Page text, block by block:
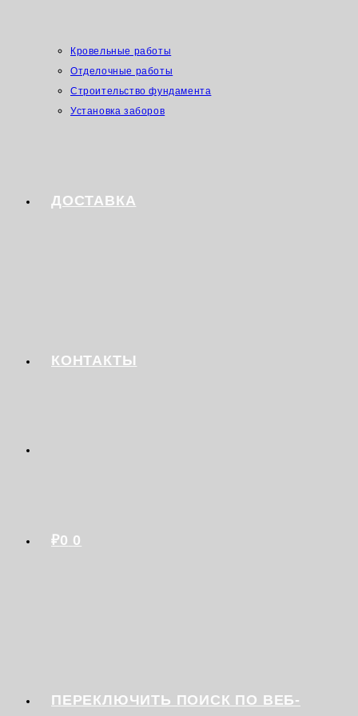
Кровельные работы
Отделочные работы
Строительство фундамента
Установка заборов
ДОСТАВКА
КОНТАКТЫ
₽0 0
ПЕРЕКЛЮЧИТЬ ПОИСК ПО ВЕБ-